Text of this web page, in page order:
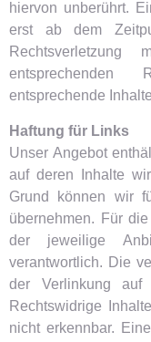
hiervon unberührt.
erst ab dem
Rechtsverletzung
entsprechenden
entsprechende
Haftung für Links
Unser Angebot
auf deren Inhalte
Grund können wir
übernehmen. Für
der jeweilige
verantwortlich. Die
der Verlinkung auf
Rechtswidrige
nicht erkennbar.